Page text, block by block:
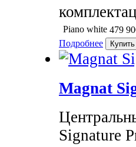
Piano white 479
Подробнее
Magnat
Signature